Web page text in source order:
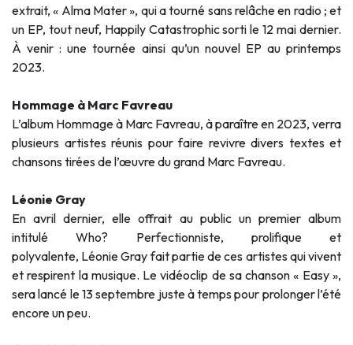
extrait, « Alma Mater », qui a tourné sans relâche en radio ; et
un EP, tout neuf, Happily Catastrophic sorti le 12 mai dernier.
À venir : une tournée ainsi qu’un nouvel EP au printemps
2023.
Hommage à Marc Favreau
L’album Hommage à Marc Favreau, à paraître en 2023, verra
plusieurs artistes réunis pour faire revivre divers textes et
chansons tirées de l’œuvre du grand Marc Favreau.
Léonie Gray
En avril dernier, elle offrait au public un premier album
intitulé Who? Perfectionniste, prolifique et
polyvalente, Léonie Gray fait partie de ces artistes qui vivent
et respirent la musique. Le vidéoclip de sa chanson « Easy »,
sera lancé le 13 septembre juste à temps pour prolonger l’été
encore un peu.